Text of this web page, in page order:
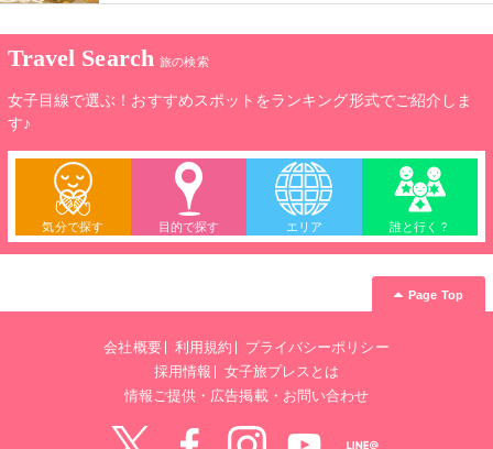
Travel Search 旅の検索
女子目線で選ぶ！おすすめスポットをランキング形式でご紹介しま
す♪
気分で探す 目的で探す エリア 誰と行く？
Page Top
会社概要 利用規約
プライバシーポリシー
採用情報
女子旅プレスとは
情報ご提供・広告掲載・お問い合わせ